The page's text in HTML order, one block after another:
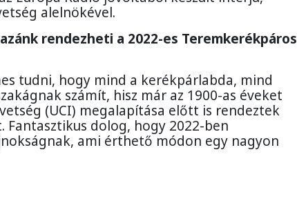
alelnökével.
rendezheti a 2022-es Teremkerékpáros
tudni, hogy mind a kerékpárlabda, mind
számít, hisz már az 1900-as éveket
(UCI) megalapítása előtt is rendeztek
dolog, hogy 2022-ben
ami érthető módon egy nagyon